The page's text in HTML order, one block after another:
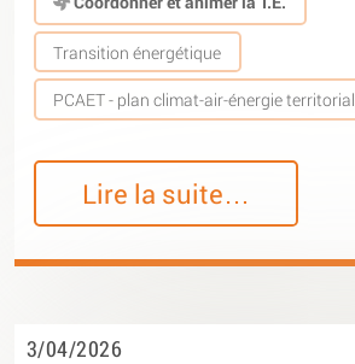
Transition énergétique
PCAET - plan climat-air-énergie territorial
Lire la suite…
3/04/2026